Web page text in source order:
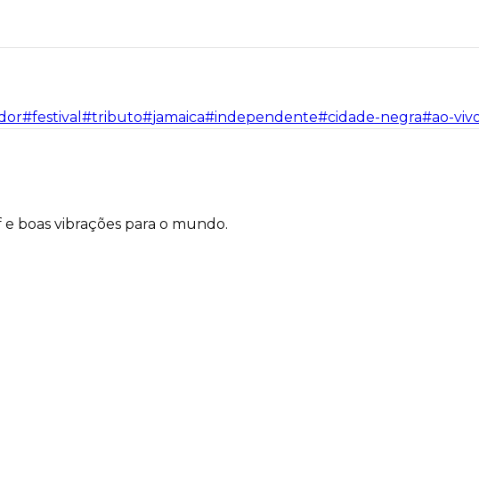
#festival #tributo#jamaica#independente#cidade-negra#ao-
boas vibrações para o mundo.